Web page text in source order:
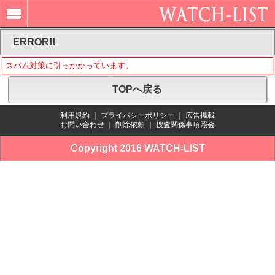
ERROR!!
スパム対策に引っかかっています。
TOPへ戻る
利用規約 プライバシーポリシー
広告掲載
お問い合わせ
削除依頼 捜査関係事項照会
Copyright 2016 WATCH-LIST